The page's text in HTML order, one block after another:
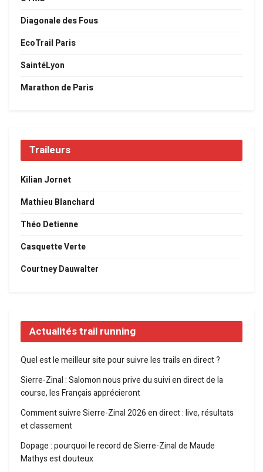
Diagonale des Fous
EcoTrail Paris
SaintéLyon
Marathon de Paris
Traileurs
Kilian Jornet
Mathieu Blanchard
Théo Detienne
Casquette Verte
Courtney Dauwalter
Actualités trail running
Quel est le meilleur site pour suivre les trails en direct ?
Sierre-Zinal : Salomon nous prive du suivi en direct de la
course, les Français apprécieront
Comment suivre Sierre-Zinal 2026 en direct : live, résultats
et classement
Dopage : pourquoi le record de Sierre-Zinal de Maude
Mathys est douteux